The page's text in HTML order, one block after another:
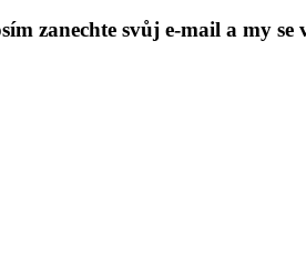
zanechte svůj e-mail a my se